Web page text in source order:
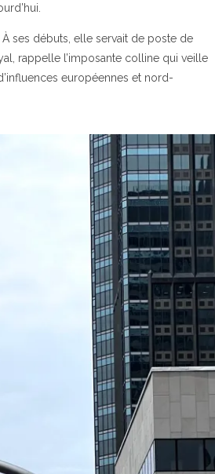
À ses débuts, elle servait de poste de
rappelle l’imposante colline qui veille
européennes et nord-